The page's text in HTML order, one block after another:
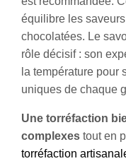
équilibre les
chocolatées. Le
rôle décisif : son
la température pour
uniques de chaque
Une torréfaction
complexes tout en
torréfaction